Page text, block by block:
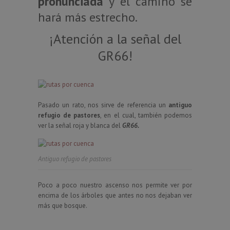
hará más estrecho.
¡Atención a la señal del
GR66!
Pasado un rato, nos sirve de referencia un antiguo
refugio de pastores, en el cual, también podemos
ver la señal roja y blanca del GR66.
Antiguo refugio de pastores
Poco a poco nuestro ascenso nos permite ver por
encima de los árboles que antes no nos dejaban ver
más que bosque.